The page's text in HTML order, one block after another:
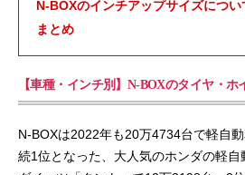
N-BOXのインチアップサイズについ
まとめ
【車種・インチ別】N-BOXのタイヤ・ホ
N-BOXは2022年も20万4734台で軽自
続1位となった、大人気のホンダの軽